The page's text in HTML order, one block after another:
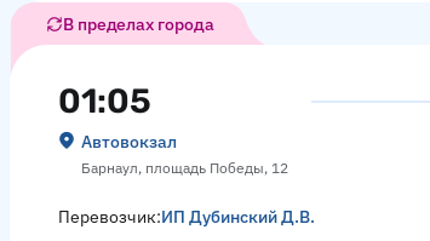
В пределах города
01:05
Автовокзал
Барнаул, площадь Победы, 12
Перевозчик:ИП Дубинский Д.В.